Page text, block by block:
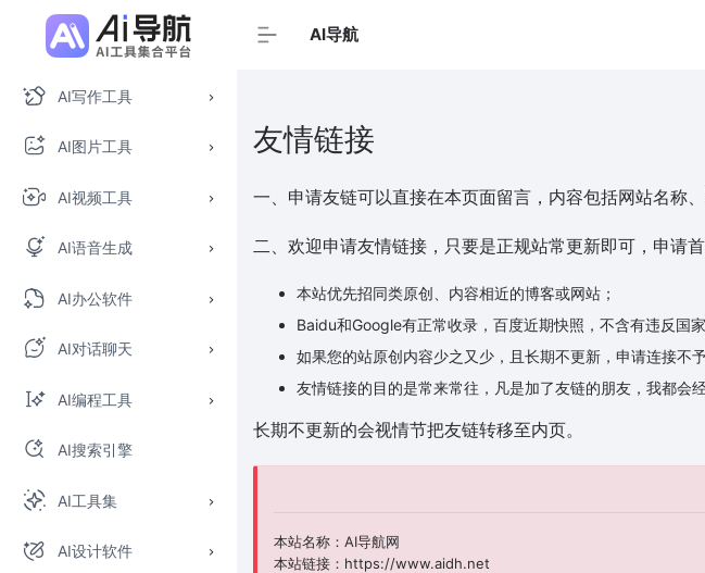
AI写作工具
AI图片工具
AI视频工具
AI语音生成
AI办公软件
AI对话聊天
AI编程工具
AI搜索引擎
AI工具集
AI设计软件
AI导航
友情链接
一、申请友链可以直接在本页面留言，内容包括网站名称
二、欢迎申请友情链接，只要是正规站常更新即可，申请
本站优先招同类原创、内容相近的博客或网站；
Baidu和Google有正常收录，百度近期快照，不含有违反国
如果您的站原创内容少之又少，且长期不更新，申请连接不
友情链接的目的是常来常往，凡是加了友链的朋友，我都会
长期不更新的会视情节把友链转移至内页。
本站名称：AI导航网
本站链接：https://www.aidh.net